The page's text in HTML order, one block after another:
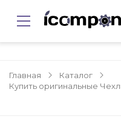
Главная
Каталог
Купить оригинальные